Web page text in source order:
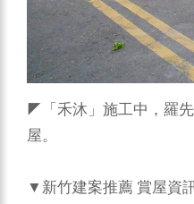
◤「禾沐」施工中，羅
屋。
▼新竹建案推薦 賞屋資